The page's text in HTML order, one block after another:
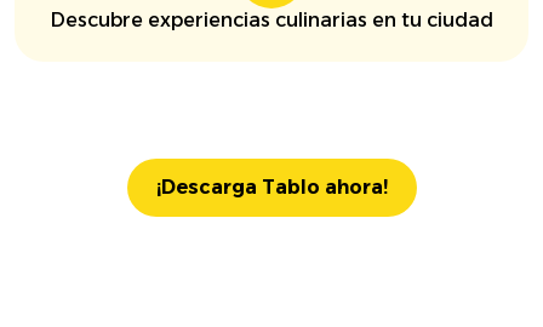
Descubre experiencias culinarias en tu ciudad
¡Descarga Tablo ahora!